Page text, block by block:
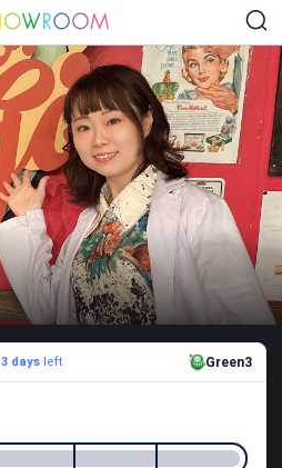
3 daysleft Green3